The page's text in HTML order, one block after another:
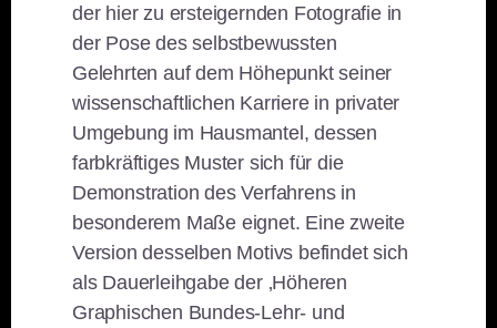
der hier zu ersteigernden Fotografie in
der Pose des selbstbewussten
Gelehrten auf dem Höhepunkt seiner
wissenschaftlichen Karriere in privater
Umgebung im Hausmantel, dessen
farbkräftiges Muster sich für die
Demonstration des Verfahrens in
besonderem Maße eignet. Eine zweite
Version desselben Motivs befindet sich
als Dauerleihgabe der ‚Höheren
Graphischen Bundes-Lehr- und